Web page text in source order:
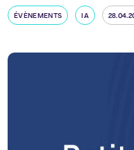
ÉVÈNEMENTS IA